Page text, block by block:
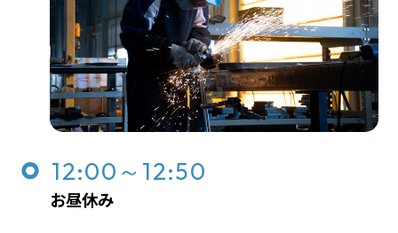
12:00～12:50
お昼休み